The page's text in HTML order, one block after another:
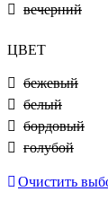
вечерний
ЦВЕТ
бежевый
белый
бордовый
голубой
Очистить